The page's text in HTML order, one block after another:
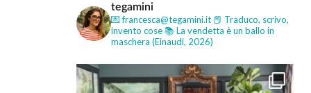
tegamini
💌 francesca@tegamini.it 📕 Traduco, scrivo,
invento cose📚 La vendetta è un ballo in
maschera (Einaudi, 2026)